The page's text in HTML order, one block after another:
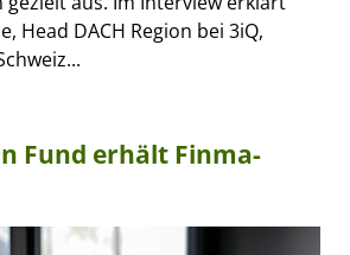
Head DACH Region bei 3iQ,
Fund erhält Finma-